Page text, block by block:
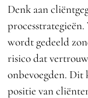
Denk aan
wordt gedeeld
risico dat
onbevoegden. Dit
positie van